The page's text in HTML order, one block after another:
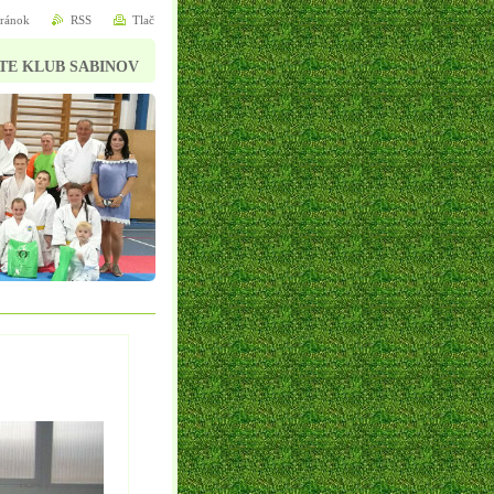
KLUB SABINOV
RSS Tlač